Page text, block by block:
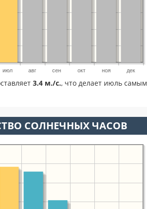
июл авг сен окт ноя дек
3.4 м./с., что делает июль самым
СОЛНЕЧНЫХ ЧАСОВ